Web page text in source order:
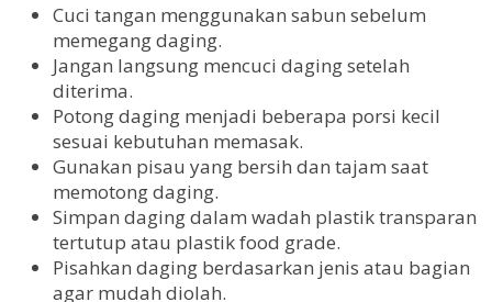
Cuci tangan menggunakan sabun sebelum
memegang daging.
Jangan langsung mencuci daging setelah
diterima.
Potong daging menjadi beberapa porsi kecil
sesuai kebutuhan memasak.
Gunakan pisau yang bersih dan tajam saat
memotong daging.
Simpan daging dalam wadah plastik transparan
tertutup atau plastik food grade.
Pisahkan daging berdasarkan jenis atau bagian
agar mudah diolah.